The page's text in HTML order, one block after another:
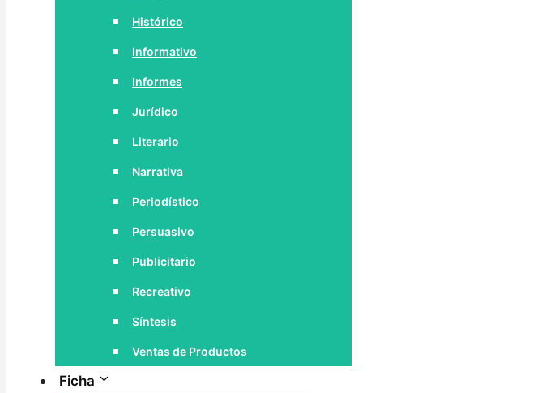
Histórico
Informativo
Informes
Jurídico
Literario
Narrativa
Periodístico
Persuasivo
Publicitario
Recreativo
Síntesis
Ventas de Productos
Ficha